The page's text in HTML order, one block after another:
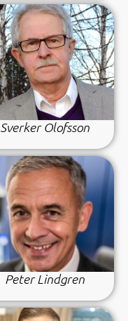
Sverker Olofsson
Peter Lindgren